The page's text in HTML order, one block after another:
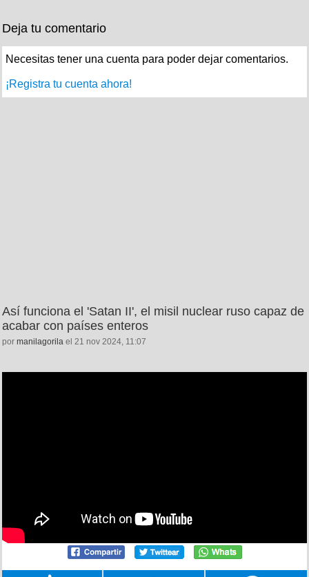
Deja tu comentario
Necesitas tener una cuenta para poder dejar comentarios.
¡Registra tu cuenta ahora!
Así funciona el 'Satan II', el misil nuclear ruso capaz de
acabar con países enteros
por manilagorila el 21 nov 2024, 11:07